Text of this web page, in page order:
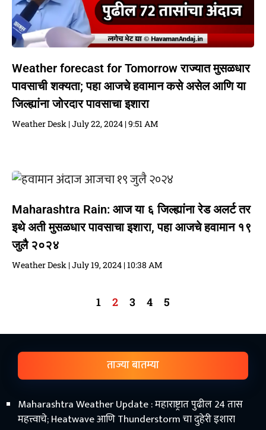
Weather forecast for Tomorrow राज्यात मुसळधार
पावसाची शक्यता; पहा आजचे हवामान कसे असेल आणि या
जिल्ह्यांना जोरदार पावसाचा इशारा
Weather Desk July 22, 2024 9:51 AM
Maharashtra Rain: आज या ६ जिल्ह्यांना रेड अलर्ट तर
इथे अती मुसळधार पावसाचा इशारा, पहा आजचे हवामान १९
जुलै २०२४
Weather Desk July 19, 2024 10:38 AM
1 2 3 4 5
ताज्या बातम्या
Maharashtra Weather Update : महाराष्ट्रात पुढील 24 तास
महत्त्वाचे; Heatwave आणि Thunderstorm चा दुहेरी इशारा